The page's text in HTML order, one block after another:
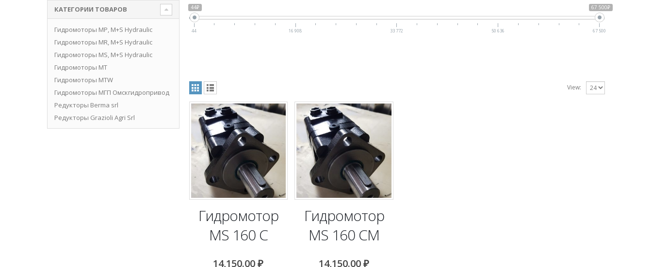
44₽ 67 500₽
44 16 908 33 772 50 636 67 500
View:
Гидромотор
MS 160 C
14,150.00₽
Гидромотор
MS 160 CM
14,150.00₽
КАТЕГОРИИ ТОВАРОВ
Гидромоторы MP, M+S Hydraulic
Гидромоторы MR, M+S Hydraulic
Гидромоторы MS, M+S Hydraulic
Гидромоторы MT
Гидромоторы MTW
Гидромоторы МГП Омскгидропривод
Редукторы Berma srl
Редукторы Grazioli Agri Srl